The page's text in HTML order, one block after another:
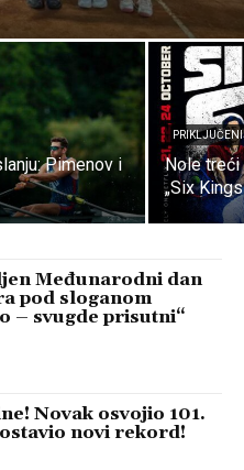
Pimenov i
Nole treći
„Six
Međunarodni dan
pod sloganom
– svugde prisutni“
Novak osvojio 101.
novi rekord!